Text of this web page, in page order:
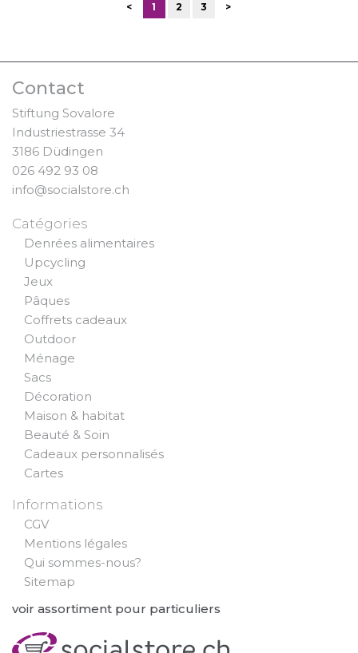
< 1 2 3 >
Contact
Stiftung Sovalore
Industriestrasse 34
3186 Düdingen
026 492 93 08
info@socialstore.ch
Catégories
Denrées alimentaires
Upcycling
Jeux
Pâques
Coffrets cadeaux
Outdoor
Ménage
Sacs
Décoration
Maison & habitat
Beauté & Soin
Cadeaux personnalisés
Cartes
Informations
CGV
Mentions légales
Qui sommes-nous?
Sitemap
voir assortiment pour particuliers